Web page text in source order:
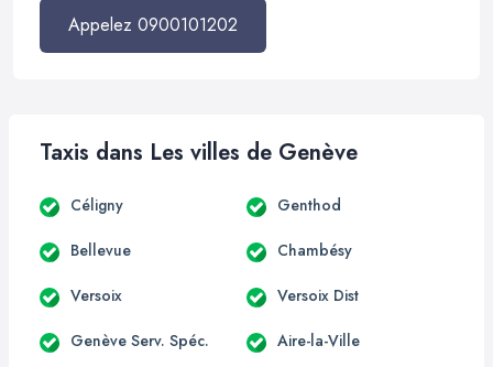
Appelez 0900101202
Taxis dans Les villes de Genève
Céligny Genthod
Bellevue Chambésy
Versoix Versoix Dist
Genève Serv. Spéc. Aire-la-Ville